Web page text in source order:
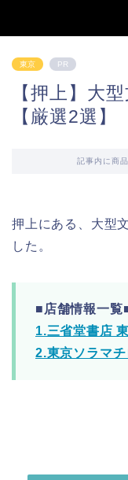
東京 PR
【押上】大
【厳選2選】
記事内に商
押上にある、大型
した。
■店舗情報一覧
1.三省堂書店
2.東京ソラマチ